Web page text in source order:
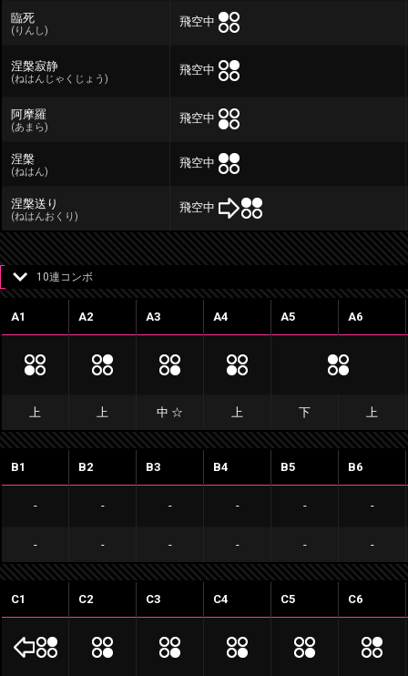
臨死
(りんし)
飛空中
涅槃寂静
(ねはんじゃくじょう)
飛空中
阿摩羅
(あまら)
飛空中
涅槃
(ねはん)
飛空中
涅槃送り
(ねはんおくり)
飛空中
10連コンボ
A1 A2 A3 A4 A5 A6
上 上 中 ☆ 上 下 上
B1 B2 B3 B4 B5 B6
- - - - - -
- - - - - -
C1 C2 C3 C4 C5 C6